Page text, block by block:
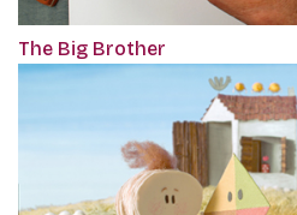
The Big Brother